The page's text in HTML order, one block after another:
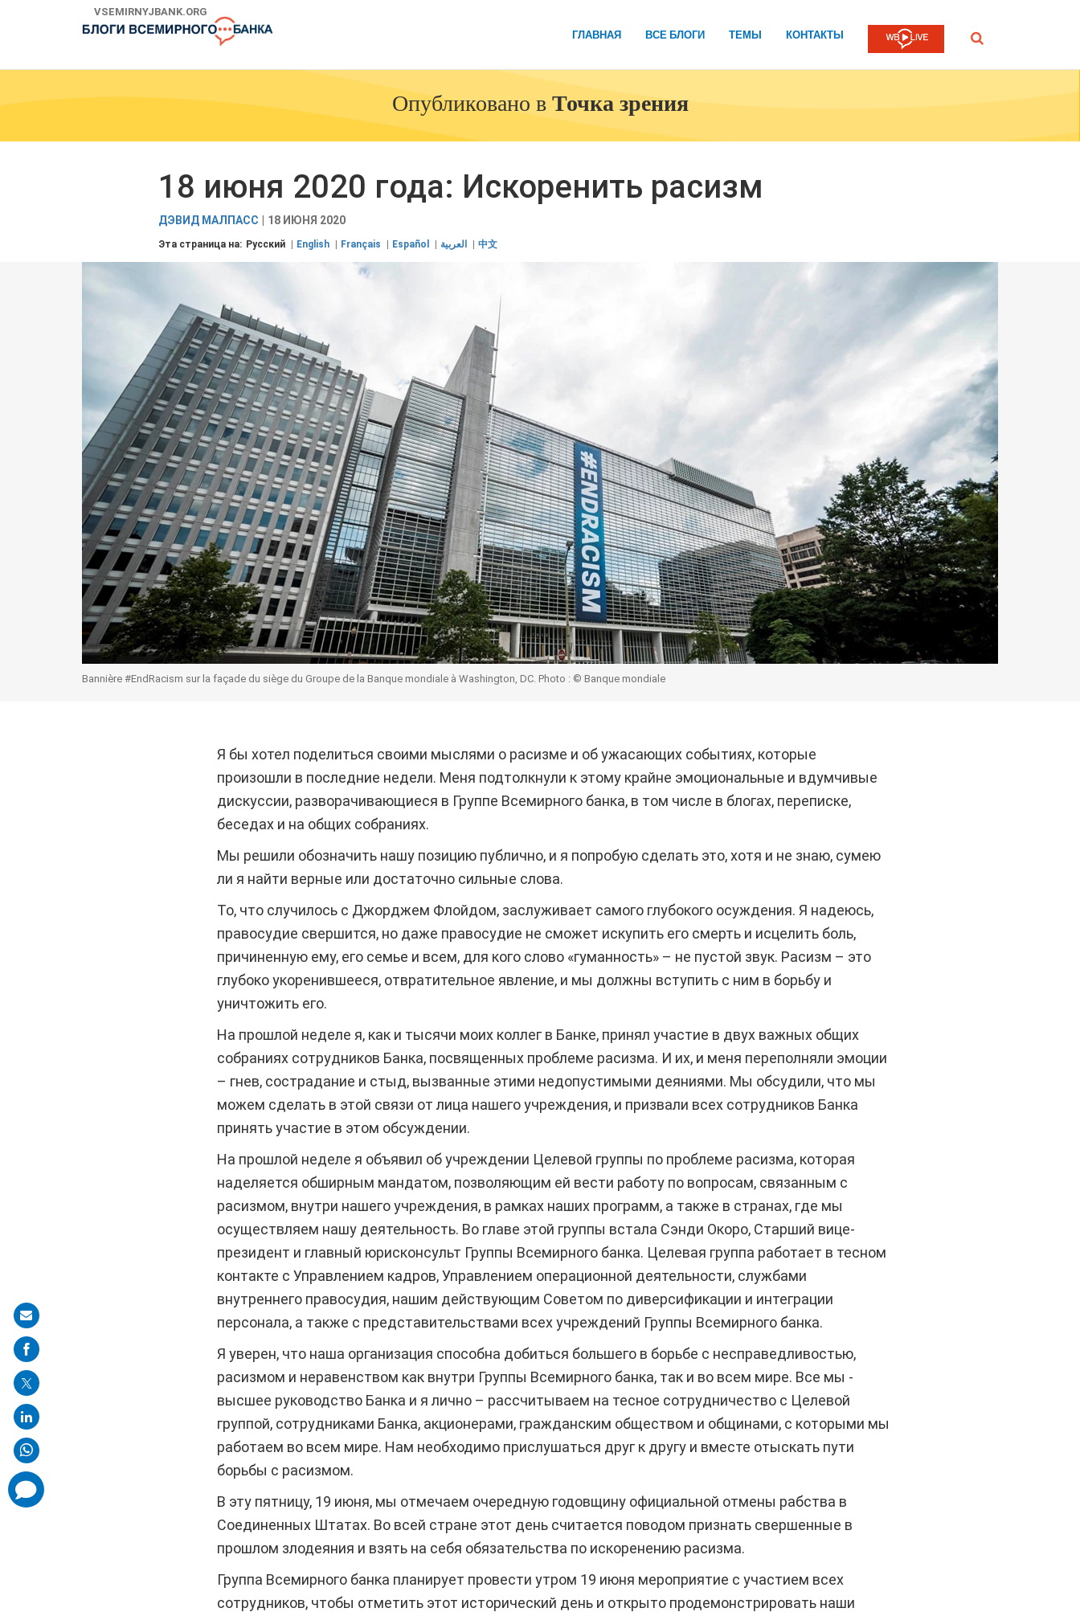
VSEMIRNYJBANK.ORG
ГЛАВНАЯ ВСЕ БЛОГИ ТЕМЫ КОНТАКТЫ Submit
Опубликовано в Точка зрения
18 июня 2020 года: Искоренить расизм
ДЭВИД МАЛПАСС 18 ИЮНЯ 2020
Эта страница на: Русский English Français Español العربية 中文
Bannière #EndRacism sur la façade du siège du Groupe de la Banque mondiale à Washington, DC. Photo : © Banque mondiale
Я бы хотел поделиться своими мыслями о расизме и об ужасающих событиях, которые
произошли в последние недели. Меня подтолкнули к этому крайне эмоциональные и вдумчивые
дискуссии, разворачивающиеся в Группе Всемирного банка, в том числе в блогах, переписке,
беседах и на общих собраниях.
Мы решили обозначить нашу позицию публично, и я попробую сделать это, хотя и не знаю, сумею
ли я найти верные или достаточно сильные слова.
То, что случилось с Джорджем Флойдом, заслуживает самого глубокого осуждения. Я надеюсь,
правосудие свершится, но даже правосудие не сможет искупить его смерть и исцелить боль,
причиненную ему, его семье и всем, для кого слово «гуманность» – не пустой звук. Расизм – это
глубоко укоренившееся, отвратительное явление, и мы должны вступить с ним в борьбу и
уничтожить его.
На прошлой неделе я, как и тысячи моих коллег в Банке, принял участие в двух важных общих
собраниях сотрудников Банка, посвященных проблеме расизма. И их, и меня переполняли эмоции
– гнев, сострадание и стыд, вызванные этими недопустимыми деяниями. Мы обсудили, что мы
можем сделать в этой связи от лица нашего учреждения, и призвали всех сотрудников Банка
принять участие в этом обсуждении.
На прошлой неделе я объявил об учреждении Целевой группы по проблеме расизма, которая
наделяется обширным мандатом, позволяющим ей вести работу по вопросам, связанным с
расизмом, внутри нашего учреждения, в рамках наших программ, а также в странах, где мы
осуществляем нашу деятельность. Во главе этой группы встала Сэнди Окоро, Старший вице-
президент и главный юрисконсульт Группы Всемирного банка. Целевая группа работает в тесном
контакте с Управлением кадров, Управлением операционной деятельности, службами
внутреннего правосудия, нашим действующим Советом по диверсификации и интеграции
персонала, а также с представительствами всех учреждений Группы Всемирного банка.
Я уверен, что наша организация способна добиться большего в борьбе с несправедливостью,
расизмом и неравенством как внутри Группы Всемирного банка, так и во всем мире. Все мы -
высшее руководство Банка и я лично – рассчитываем на тесное сотрудничество с Целевой
группой, сотрудниками Банка, акционерами, гражданским обществом и общинами, с которыми мы
работаем во всем мире. Нам необходимо прислушаться друг к другу и вместе отыскать пути
борьбы с расизмом.
В эту пятницу, 19 июня, мы отмечаем очередную годовщину официальной отмены рабства в
Соединенных Штатах. Во всей стране этот день считается поводом признать свершенные в
прошлом злодеяния и взять на себя обязательства по искоренению расизма.
Группа Всемирного банка планирует провести утром 19 июня мероприятие с участием всех
сотрудников, чтобы отметить этот исторический день и открыто продемонстрировать наши
Share
on
mail
comments
added